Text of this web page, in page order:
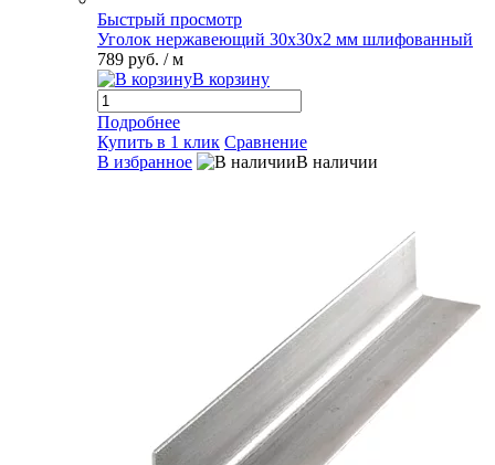
Быстрый просмотр
Уголок нержавеющий 30х30х2 мм шлифованный
789 руб. / м
В корзину
Подробнее
Купить в 1 клик Сравнение
В избранное
В наличии